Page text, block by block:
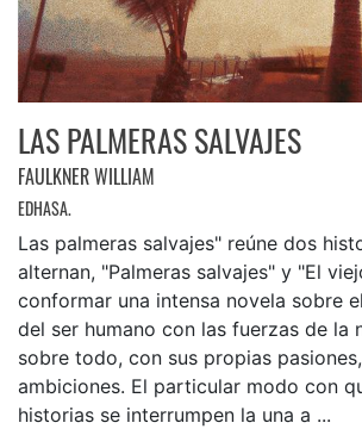
LAS PALMERAS SALVAJES
FAULKNER WILLIAM
EDHASA.
Las palmeras salvajes" reúne dos
alternan, "Palmeras salvajes" y "El
conformar una intensa novela sobre
del ser humano con las fuerzas de la
sobre todo, con sus propias
ambiciones. El particular modo con
historias se interrumpen la una a ...